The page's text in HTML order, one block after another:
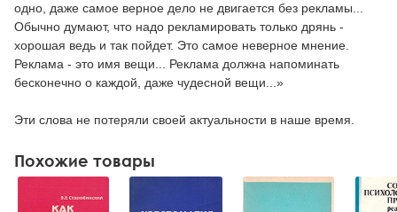
одно, даже самое верное дело не двигается без рекламы...
Обычно думают, что надо рекламировать только дрянь -
хорошая ведь и так пойдет. Это самое неверное мнение.
Реклама - это имя вещи... Реклама должна напоминать
бесконечно о каждой, даже чудесной вещи...»
Эти слова не потеряли своей актуальности в наше время.
Похожие товары